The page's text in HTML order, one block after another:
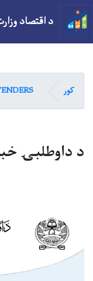
د اقتصاد
کور
د داوطلبۍ